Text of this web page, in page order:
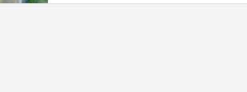
en
h. Côté
entre
en Anjou.
pointes